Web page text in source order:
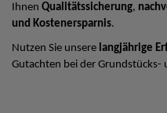
Ihnen Qualitätssicherung,
und Kostenersparnis.
Nutzen Sie unsere langjährige
Gutachten bei der Grundstücks-